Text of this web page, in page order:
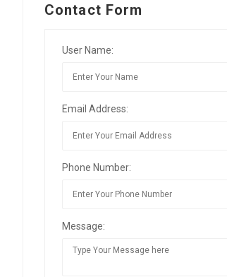
Contact Form
User Name:
Email Address:
Phone Number:
Message: